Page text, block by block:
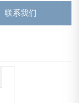
联系我们